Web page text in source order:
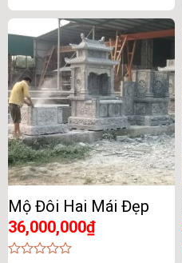
0
out
of
Mộ Đôi Hai Mái Đẹp
36,000,000₫